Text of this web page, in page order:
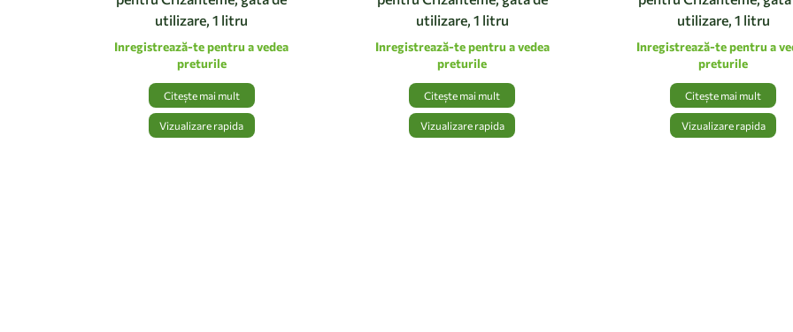
utilizare, 1 litru
Inregistrează-te pentru a vedea
preturile
Citește mai mult
Vizualizare rapida
utilizare, 1 litru
Inregistrează-te pentru a vedea
preturile
Citește mai mult
Vizualizare rapida
utilizare, 1 litru
Inregistrează-te pentru a
preturile
Citește mai mult
Vizualizare rapida